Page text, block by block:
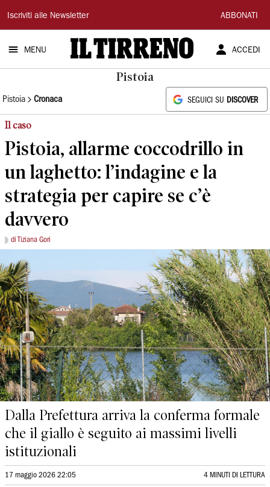
Il
Tirreno
Iscriviti alle Newsletter ABBONATI
MENU ACCEDI
Pistoia
Pistoia Cronaca SEGUICI SU DISCOVER
Il caso
Pistoia, allarme coccodrillo in
un laghetto: l’indagine e la
strategia per capire se c’è
davvero
di Tiziana Gori
Dalla Prefettura arriva la conferma formale
che il giallo è seguito ai massimi livelli
istituzionali
17 maggio 2026 22:05 4 MINUTI DI LETTURA